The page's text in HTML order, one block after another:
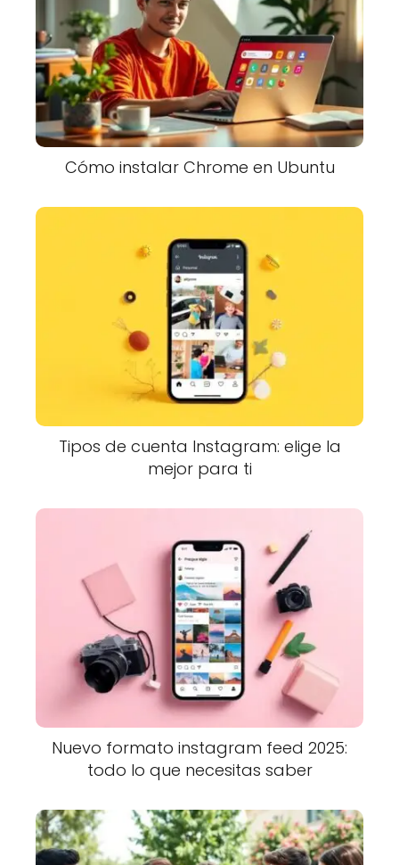
Cómo instalar Chrome en Ubuntu
Tipos de cuenta Instagram: elige la
mejor para ti
Nuevo formato instagram feed 2025:
todo lo que necesitas saber